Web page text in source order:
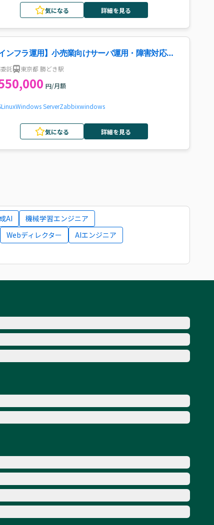
気になる 詳細を見る
インフラ運用】小売業向けサーバ運用・障害対応案
託 東京都 勝どき駅
円/月額
LinuxWindows ServerZabbixwindows
気になる 詳細を見る
AI
機械学習エンジニア
Webディレクター
AIエンジニア